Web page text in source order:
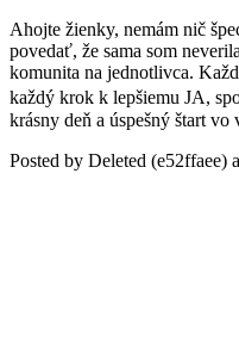
Ahojte žienky, nemám nič
povedať, že sama som
komunita na jednotlivca.
každý krok k lepšiemu JA,
krásny deň a úspešný štart
Posted by Deleted